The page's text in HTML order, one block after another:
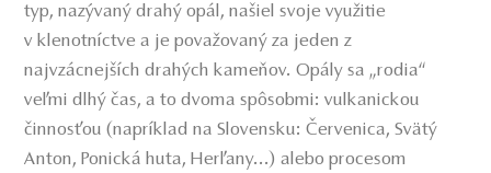
typ, nazývaný drahý opál, našiel svoje využitie
v klenotníctve a je považovaný za jeden z
najvzácnejších drahých kameňov. Opály sa „rodia“
veľmi dlhý čas, a to dvoma spôsobmi: vulkanickou
činnosťou (napríklad na Slovensku: Červenica, Svätý
Anton, Ponická huta, Herľany...) alebo procesom